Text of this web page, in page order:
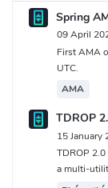
Spring
09 April
First AMA
UTC.
AMA
TDROP
15 January
TDROP
a multi-